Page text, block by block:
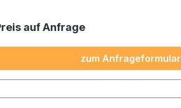
auf Anfrage
zum Anfrageformular